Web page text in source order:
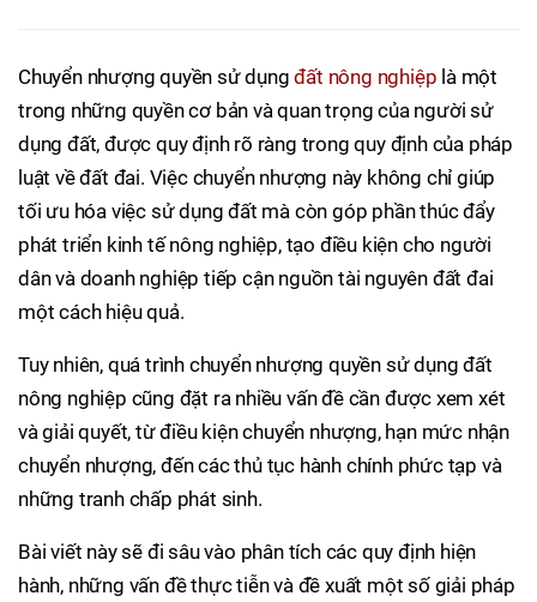
Chuyển nhượng quyền sử dụngđất nông nghiệp là một
trong những quyền cơ bản và quan trọng của người sử
dụng đất, được quy định rõ ràng trong quy định của pháp
luật về đất đai. Việc chuyển nhượng này không chỉ giúp
tối ưu hóa việc sử dụng đất mà còn góp phần thúc đẩy
phát triển kinh tế nông nghiệp, tạo điều kiện cho người
dân và doanh nghiệp tiếp cận nguồn tài nguyên đất đai
một cách hiệu quả.
Tuy nhiên, quá trình chuyển nhượng quyền sử dụng đất
nông nghiệp cũng đặt ra nhiều vấn đề cần được xem xét
và giải quyết, từ điều kiện chuyển nhượng, hạn mức nhận
chuyển nhượng, đến các thủ tục hành chính phức tạp và
những tranh chấp phát sinh.
Bài viết này sẽ đi sâu vào phân tích các quy định hiện
hành, những vấn đề thực tiễn và đề xuất một số giải pháp